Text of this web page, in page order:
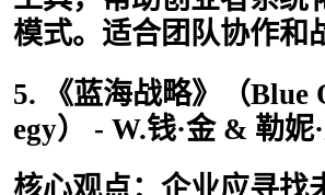
模式。适合团队协作和
5. 《蓝海战略》（Blue
egy） - W.钱·金 & 勒妮